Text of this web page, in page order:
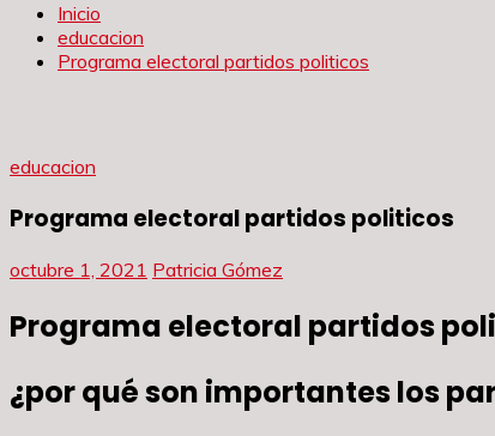
Inicio
educacion
Programa electoral partidos politicos
educacion
Programa electoral partidos politicos
octubre 1, 2021 Patricia Gómez
Programa electoral partidos
¿por qué son importantes los